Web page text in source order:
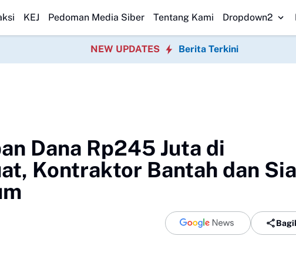
Ajak Warga Peduli Pesisir Danlanal Dumai Pimpin Bakti Sosial Bersihkan
KEJ Pedoman Media Siber Tentang Kami Dropdown2
NEW UPDATES Berita Terkini
Dana Rp245 Juta di
Kontraktor Bantah dan